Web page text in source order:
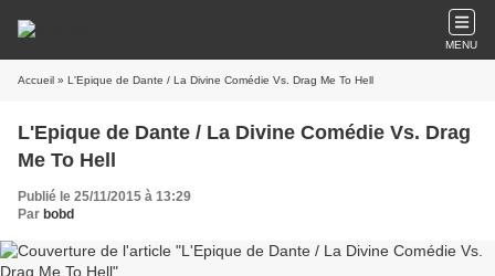
MENU
Accueil » L'Epique de Dante / La Divine Comédie Vs. Drag Me To Hell
L'Epique de Dante / La Divine Comédie Vs. Drag
Me To Hell
Publié le 25/11/2015 à 13:29
Par bobd